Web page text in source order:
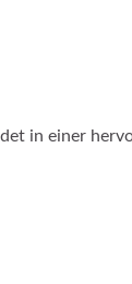
in einer